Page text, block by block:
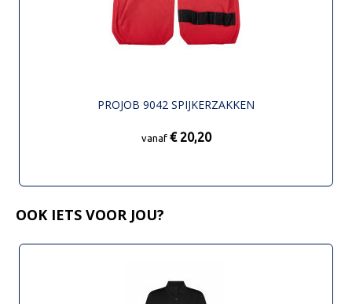
PROJOB 9042 SPIJKERZAKKEN
vanaf € 20,20
OOK IETS VOOR JOU?